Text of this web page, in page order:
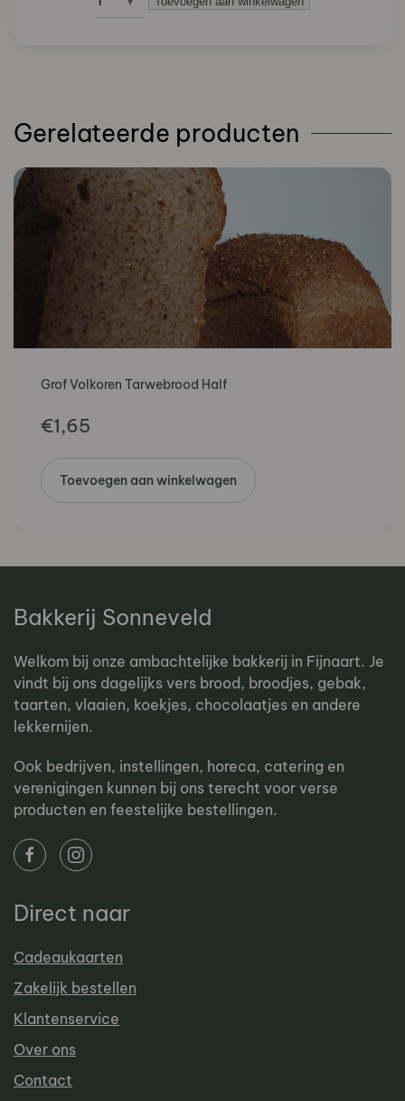
Tarwe
Gerelateerde producten
Grof Volkoren Tarwebrood Half
€1,65
Toevoegen aan winkelwagen
Bakkerij Sonneveld
Welkom bij onze ambachtelijke bakkerij in Fijnaart. Je
vindt bij ons dagelijks vers brood, broodjes, gebak,
taarten, vlaaien, koekjes, chocolaatjes en andere
lekkernijen.
Ook bedrijven, instellingen, horeca, catering en
verenigingen kunnen bij ons terecht voor verse
producten en feestelijke bestellingen.
Direct naar
Cadeaukaarten
Zakelijk bestellen
Klantenservice
Over ons
Contact